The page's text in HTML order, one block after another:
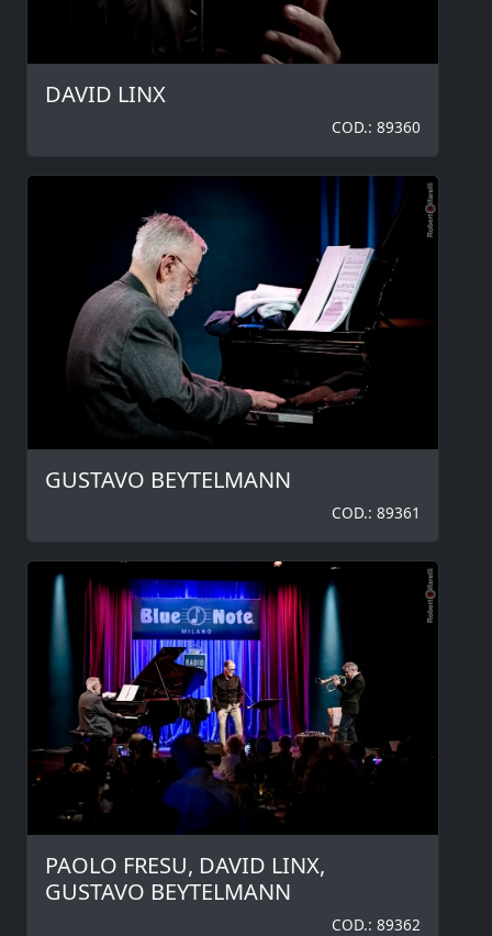
DAVID LINX
COD.: 89360
GUSTAVO BEYTELMANN
COD.: 89361
PAOLO FRESU, DAVID LINX,
GUSTAVO BEYTELMANN
COD.: 89362